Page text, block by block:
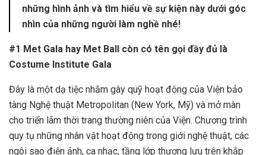
những hình ảnh và tìm hiểu về sự kiện này dưới góc
nhìn của những người làm nghề nhé!
#1 Met Gala hay Met Ball còn có tên gọi đầy đủ là
Costume Institute Gala
Đây là một dạ tiệc nhằm gây quỹ hoạt động của Viện bảo
tàng Nghệ thuật Metropolitan (New York, Mỹ) và mở màn
cho triển lãm thời trang thường niên của Viện. Chương trình
quy tụ những nhân vật hoạt động trong giới nghệ thuật, các
ngôi sao điện ảnh, ca nhạc, tầng lớp thượng lưu trên khắp